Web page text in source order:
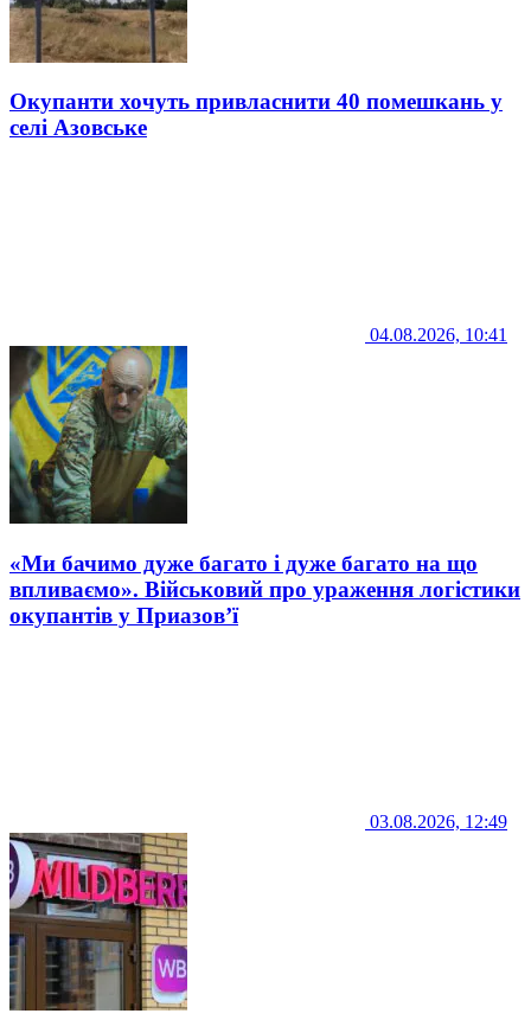
Окупанти хочуть привласнити 40 помешкань у
селі Азовське
04.08.2026, 10:41
«Ми бачимо дуже багато і дуже багато на що
впливаємо». Військовий про ураження логістики
окупантів у Приазов’ї
03.08.2026, 12:49